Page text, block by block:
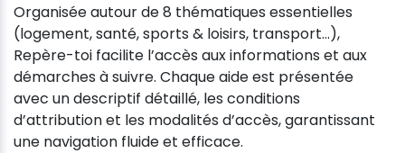
Organisée autour de 8 thématiques essentielles
(logement, santé, sports & loisirs, transport…),
Repère-toi facilite l’accès aux informations et aux
démarches à suivre. Chaque aide est présentée
avec un descriptif détaillé, les conditions
d’attribution et les modalités d’accès, garantissant
une navigation fluide et efficace.